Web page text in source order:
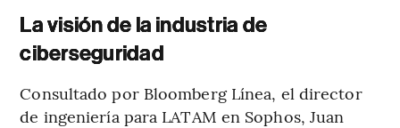
La visión de la industria de
ciberseguridad
Consultado por Bloomberg Línea, el director
de ingeniería para LATAM en Sophos, Juan